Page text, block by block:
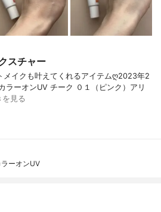
スチャー
メイクも叶えてくれるアイテムღ2023年2
ラーオンUV チーク ０１（ピンク）アリ
を見る
ーオンUV